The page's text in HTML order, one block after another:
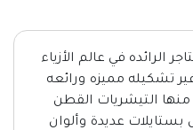
الرائده في عالم الأزياء
تشكيله مميزه ورائعه
التيشريات القطن
بستايلات عديدة وألوان